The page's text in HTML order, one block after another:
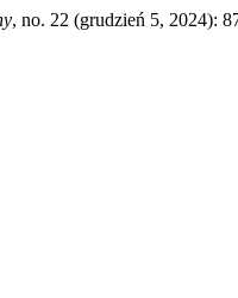
, no. 22 (grudzień 5, 2024):